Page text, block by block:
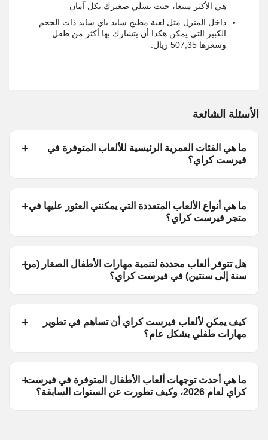
هي الأكثر مبيعا، حيث تسلي صغيرك بكل آمان
داخل المنزل مثل لعبة مطبخ سايد باي سايد ذات الحجم
الكبير التي يمكن هكذا أن يتشارك بها أكثر من طفل
وسعرها 507,35 ريال.
الأسئلة الشائعة
ما هي الفئات العمرية الرئيسية للألعاب المتوفرة في
فيرست كراي؟
ما هي أنواع الألعاب المتعددة التي يمكنني العثور عليها في
متجر فيرست كراي؟
هل تتوفر ألعاب محددة لتنمية مهارات الأطفال الصغار (من
سنة إلى سنتين) في فيرست كراي؟
كيف يمكن لألعاب فيرست كراي أن تساهم في تطوير
مهارات طفلي بشكل عام؟
ما هي أحدث توجهات ألعاب الأطفال المتوفرة في فيرست
كراي لعام 2026، وكيف تطورت عن السنوات السابقة؟